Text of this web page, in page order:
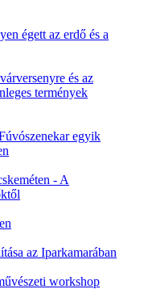
égett az erdő és a
és az
termények
egyik
- A
az Iparkamarában
workshop